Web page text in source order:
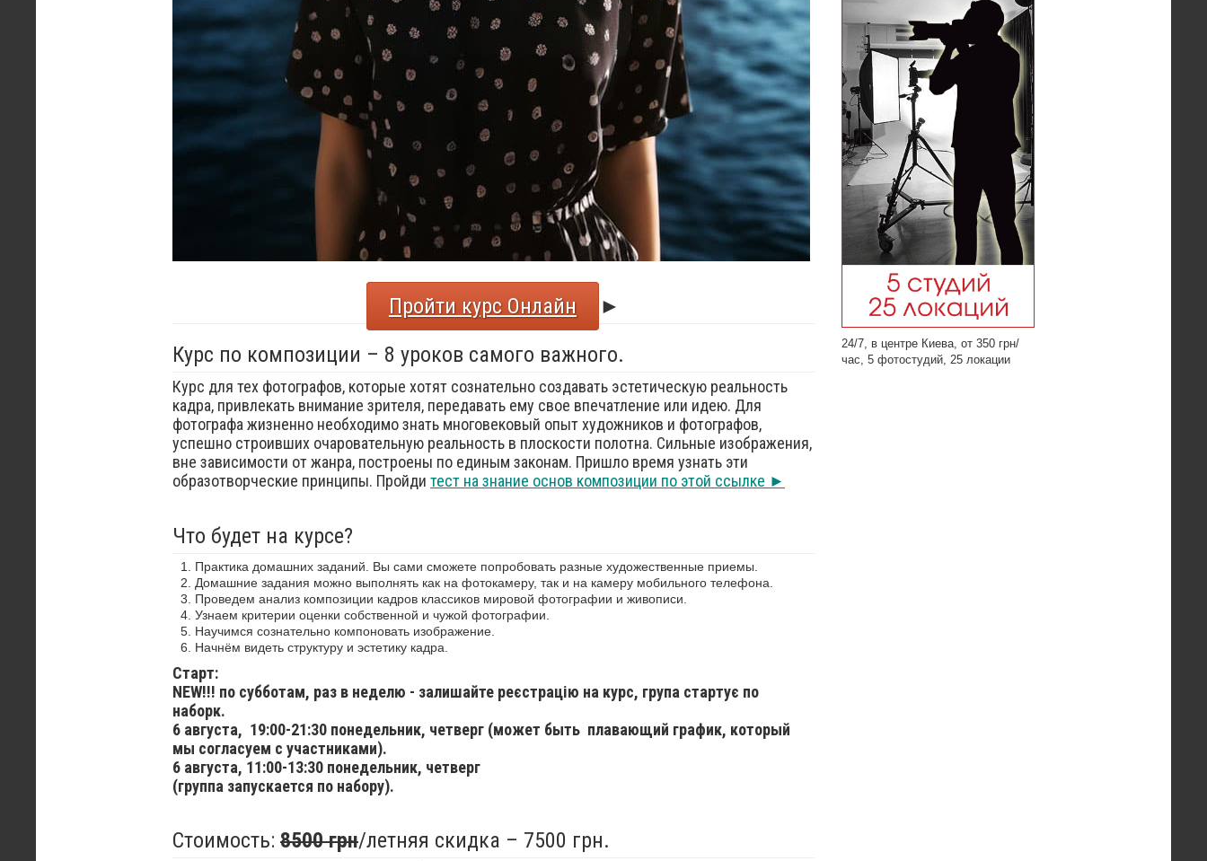
Пройти курс Онлайн
►
Курс по композиции – 8 уроков самого важного.
Курс для тех фотографов, которые хотят сознательно создавать эстетическую реальность
кадра, привлекать внимание зрителя, передавать ему свое впечатление или идею. Для
фотографа жизненно необходимо знать многовековый опыт художников и фотографов,
успешно строивших очаровательную реальность в плоскости полотна. Сильные изображения,
вне зависимости от жанра, построены по единым законам. Пришло время узнать эти
образотворческие принципы. Пройди тест на знание основ композиции по этой ссылке ►
Что будет на курсе?
Практика домашних заданий. Вы сами сможете попробовать разные художественные приемы.
Домашние задания можно выполнять как на фотокамеру, так и на камеру мобильного телефона.
Проведем анализ композиции кадров классиков мировой фотографии и живописи.
Узнаем критерии оценки собственной и чужой фотографии.
Научимся сознательно компоновать изображение.
Начнём видеть структуру и эстетику кадра.
Старт:
NEW!!! по субботам, раз в неделю - залишайте реєстрацію на курс, група стартує по
наборк.
6 августа, 19:00-21:30 понедельник, четверг (может быть плавающий график, который
мы согласуем с участниками).
6 августа, 11:00-13:30 понедельник, четверг
(группа запускается по набору).
Стоимость: 8500 грн/летняя скидка – 7500 грн.
24/7, в центре Киева, от 350 грн/
час, 5 фотостудий, 25 локации